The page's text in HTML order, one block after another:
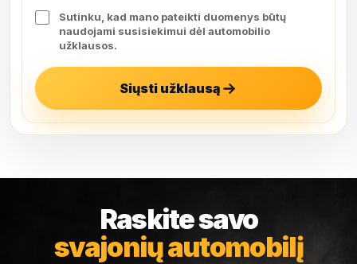
Sutinku, kad mano pateikti duomenys būtų
naudojami susisiekimui dėl automobilio
užklausos.
Siųsti užklausą
Raskite savo
svajonių automobilį